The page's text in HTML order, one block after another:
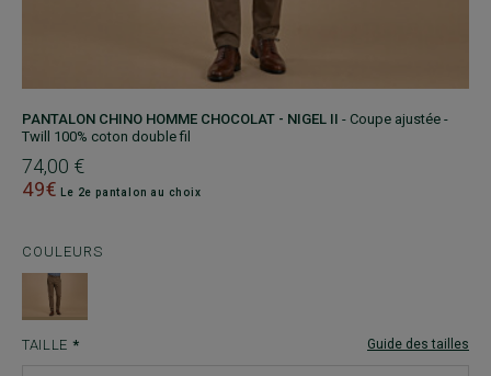
PANTALON CHINO HOMME CHOCOLAT - NIGEL II - Coupe ajustée -
Twill 100% coton double fil
74,00 €
49€
Le 2e pantalon au choix
COULEURS
TAILLE Guide des tailles